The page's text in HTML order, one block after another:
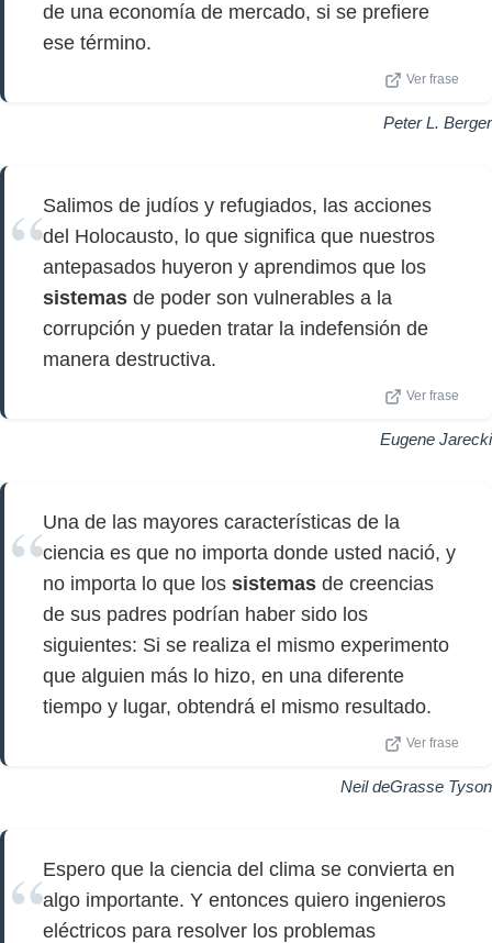
de una economía de mercado, si se prefiere
ese término.
Ver frase
Peter L. Berger
Salimos de judíos y refugiados, las acciones
del Holocausto, lo que significa que nuestros
antepasados huyeron y aprendimos que los
sistemas de poder son vulnerables a la
corrupción y pueden tratar la indefensión de
manera destructiva.
Ver frase
Eugene Jarecki
Una de las mayores características de la
ciencia es que no importa donde usted nació, y
no importa lo que los sistemas de creencias
de sus padres podrían haber sido los
siguientes: Si se realiza el mismo experimento
que alguien más lo hizo, en una diferente
tiempo y lugar, obtendrá el mismo resultado.
Ver frase
Neil deGrasse Tyson
Espero que la ciencia del clima se convierta en
algo importante. Y entonces quiero ingenieros
eléctricos para resolver los problemas